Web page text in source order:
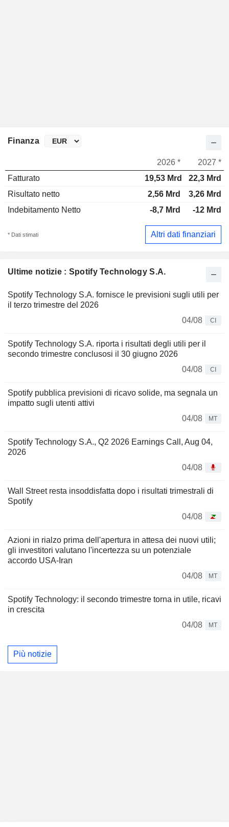
Ultime notizie : Spotify Technology S.A.
Spotify Technology S.A. fornisce le previsioni sugli utili per
il terzo trimestre del 2026
04/08
CI
Spotify Technology S.A. riporta i risultati degli utili per il
secondo trimestre conclusosi il 30 giugno 2026
04/08
CI
Spotify pubblica previsioni di ricavo solide, ma segnala un
impatto sugli utenti attivi
04/08
MT
Spotify Technology S.A., Q2 2026 Earnings Call, Aug 04,
2026
04/08
Wall Street resta insoddisfatta dopo i risultati trimestrali di
Spotify
04/08
Azioni in rialzo prima dell'apertura in attesa dei nuovi utili;
gli investitori valutano l'incertezza su un potenziale
accordo USA-Iran
04/08
MT
Spotify Technology: il secondo trimestre torna in utile, ricavi
in crescita
04/08
MT
Più notizie
Finanza
2026 *
2027 *
Fatturato
19,53 Mrd
22,3 Mrd
Risultato netto
2,56 Mrd
3,26 Mrd
Indebitamento Netto
-8,7 Mrd -12 Mrd
* Dati stimati Altri dati finanziari